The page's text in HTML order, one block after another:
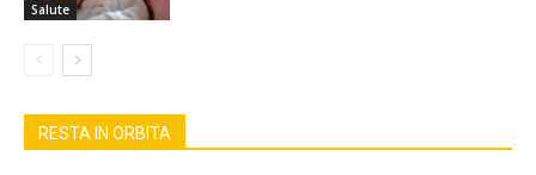
Salute
RESTA IN ORBITA